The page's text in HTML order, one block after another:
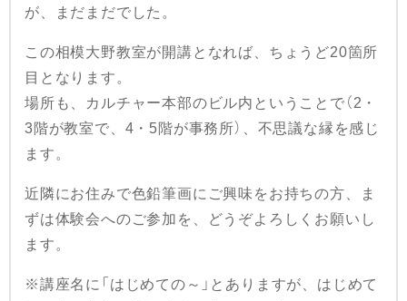
が、まだまだでした。
この相模大野教室が開講となれば、ちょうど20箇所
目となります。
場所も、カルチャー本部のビル内ということで（2・
3階が教室で、4・5階が事務所）、不思議な縁を感じ
ます。
近隣にお住みで色鉛筆画にご興味をお持ちの方、ま
ずは体験会へのご参加を、どうぞよろしくお願いし
ます。
※講座名に「はじめての～」とありますが、はじめて